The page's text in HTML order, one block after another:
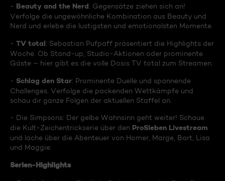
- Beauty and the Nerd: Gegensätze ziehen sich an!
Verfolge die ungewöhnliche Kombination aus Beauty und
Nerd und erlebe die lustigsten und emotionalsten Momente.
- TV total: Sebastian Pufpaff präsentiert die Highlights der
Woche. Ob Stand-up, Studio-Aktionen oder prominente
Gäste – hier gibt es die volle Dosis TV total zum Streamen.
- Schlag den Star: Prominente Duelle und spannende
Challenges. Verfolge die packenden Wettkämpfe und
schau dir ganze Folgen der aktuellen Staffel an.
- Die Simpsons: Der gelbe Wahnsinn geht weiter! Schaue
die Kult-Zeichentrickserie über den ProSieben Livestream
und lache über die Abenteuer von Homer, Marge, Bart, Lisa
und Maggie.
Serien-Highlights